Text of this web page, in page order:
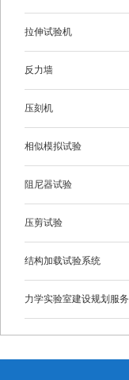
拉伸试验机
反力墙
压刻机
相似模拟试验
阻尼器试验
压剪试验
结构加载试验系统
力学实验室建设规划服务